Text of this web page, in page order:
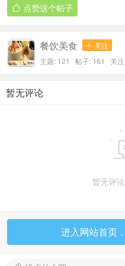
无论是自己品味，还是作
选。快来把这份珍贵的历
搬砖不容易